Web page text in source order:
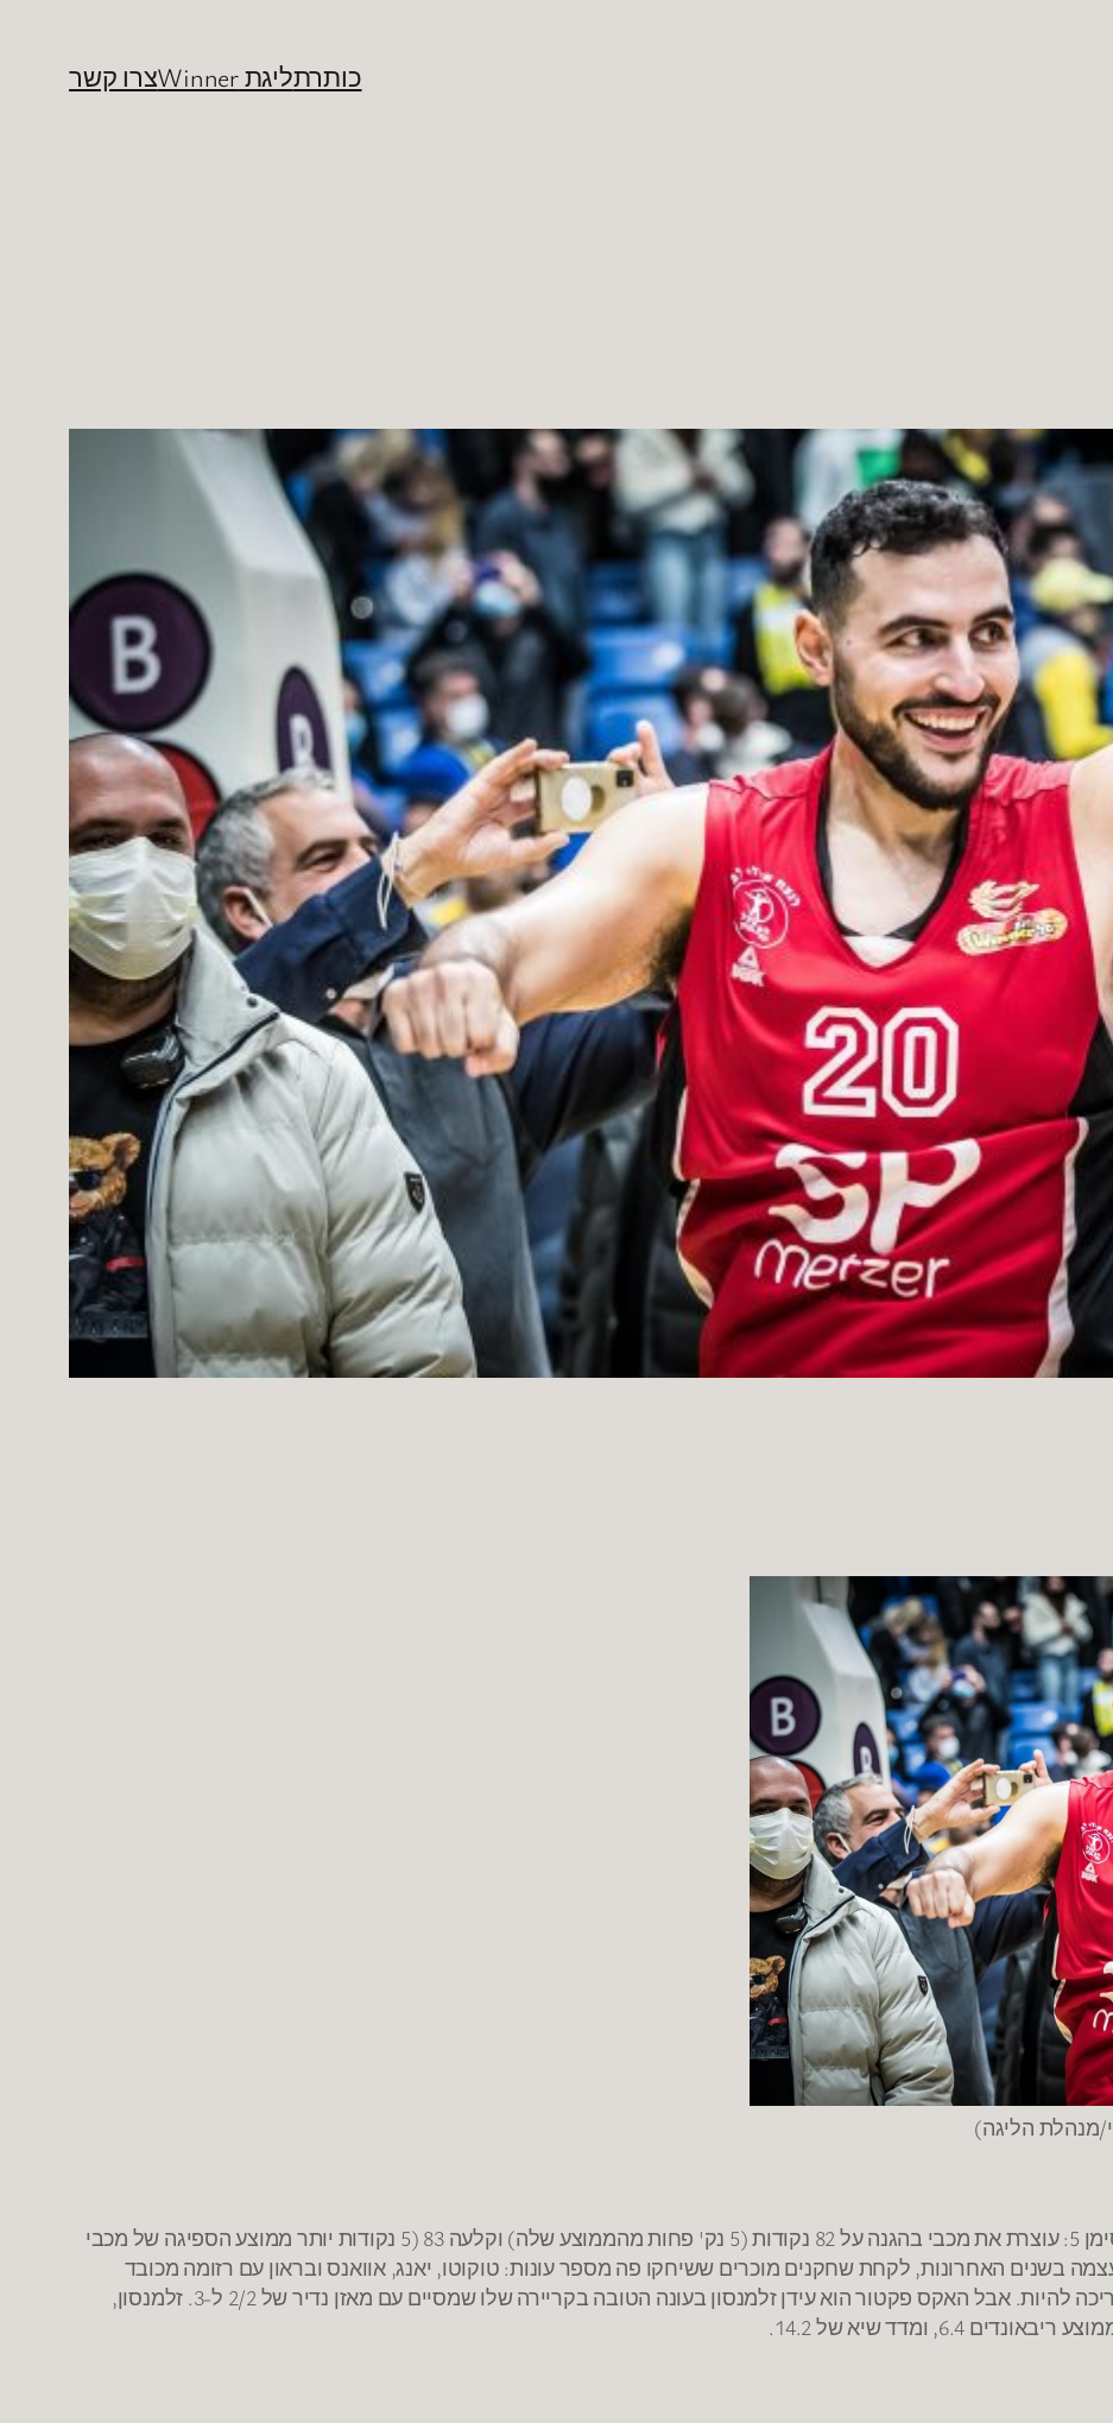
כותרתליגת Winner צרו קשר
הפועל תל אביב מנצחת בדרבי. הפועל מנצחת בסימן 5: עוצרת את מכבי בהגנה על 82 נקודות (5 נק' פחות מהממוצע שלה) וקלעה 83 (5 נקודות יותר ממוצע הספיגה של מכבי
בשנים האחרונות, לקחת שחקנים מוכרים ששיחקו פה מספר עונות: טוקוטו, יאנג, אוואנס ובראון עם רזומה מכובד
בליגת העל מביאים את האדומים למקום בו היא צריכה להיות. אבל האקס פקטור הוא עידן זלמנסון בעונה הטובה בקריירה שלו שמסיים עם מאזן נדיר של 2/2 ל-3. זלמנסון,
ומדד שיא של 14.2.